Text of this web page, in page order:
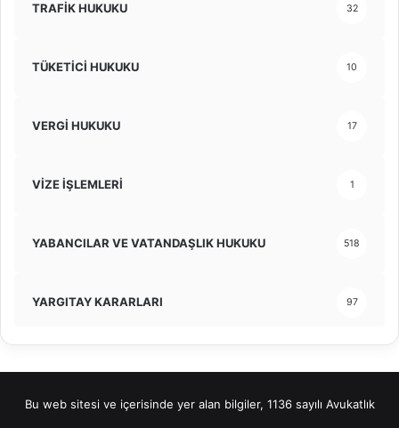
TRAFİK HUKUKU 32
TÜKETİCİ HUKUKU 10
VERGİ HUKUKU 17
VİZE İŞLEMLERİ 1
YABANCILAR VE VATANDAŞLIK HUKUKU 518
YARGITAY KARARLARI 97
Bu web sitesi ve içerisinde yer alan bilgiler, 1136 sayılı Avukatlık